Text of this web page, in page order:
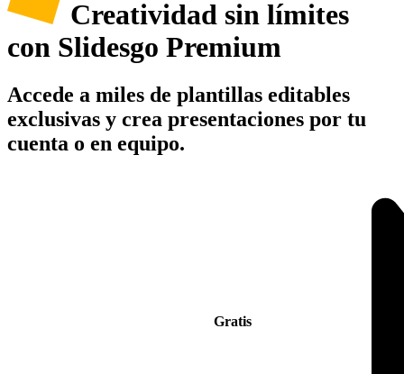
Creatividad sin límites
con Slidesgo Premium
Accede a miles de plantillas editables
exclusivas y crea presentaciones por tu
cuenta o en equipo.
Gratis